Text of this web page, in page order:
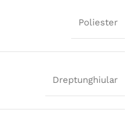
Poliester
Dreptunghiular